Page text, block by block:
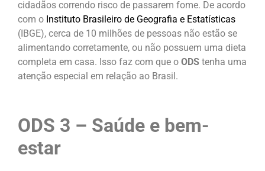
cidadãos correndo risco de passarem fome. De acordo
com o Instituto Brasileiro de Geografia e Estatísticas
(IBGE), cerca de 10 milhões de pessoas não estão se
alimentando corretamente, ou não possuem uma dieta
completa em casa. Isso faz com que o ODS tenha uma
atenção especial em relação ao Brasil.
ODS 3 – Saúde e bem-
estar